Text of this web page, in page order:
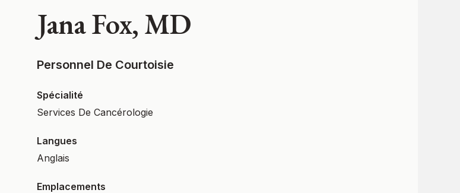
Jana Fox, MD
Personnel De Courtoisie
Spécialité
Services De Cancérologie
Langues
Anglais
Emplacements